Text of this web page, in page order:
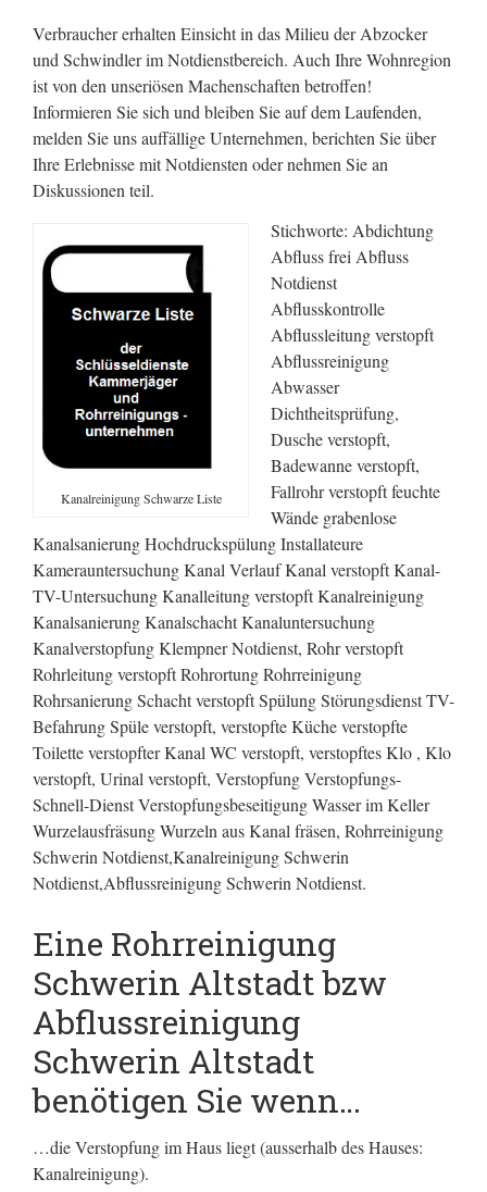
Verbraucher erhalten Einsicht in das Milieu der Abzocker
und Schwindler im Notdienstbereich. Auch Ihre Wohnregion
ist von den unseriösen Machenschaften betroffen!
Informieren Sie sich und bleiben Sie auf dem Laufenden,
melden Sie uns auffällige Unternehmen, berichten Sie über
Ihre Erlebnisse mit Notdiensten oder nehmen Sie an
Diskussionen teil.
Kanalreinigung Schwarze Liste
Stichworte: Abdichtung
Abfluss frei Abfluss
Notdienst
Abflusskontrolle
Abflussleitung verstopft
Abflussreinigung
Abwasser
Dichtheitsprüfung,
Dusche verstopft,
Badewanne verstopft,
Fallrohr verstopft feuchte
Wände grabenlose
Kanalsanierung Hochdruckspülung Installateure
Kamerauntersuchung Kanal Verlauf Kanal verstopft Kanal-
TV-Untersuchung Kanalleitung verstopft Kanalreinigung
Kanalsanierung Kanalschacht Kanaluntersuchung
Kanalverstopfung Klempner Notdienst, Rohr verstopft
Rohrleitung verstopft Rohrortung Rohrreinigung
Rohrsanierung Schacht verstopft Spülung Störungsdienst TV-
Befahrung Spüle verstopft, verstopfte Küche verstopfte
Toilette verstopfter Kanal WC verstopft, verstopftes Klo , Klo
verstopft, Urinal verstopft, Verstopfung Verstopfungs-
Schnell-Dienst Verstopfungsbeseitigung Wasser im Keller
Wurzelausfräsung Wurzeln aus Kanal fräsen, Rohrreinigung
Schwerin Notdienst,Kanalreinigung Schwerin
Notdienst,Abflussreinigung Schwerin Notdienst.
Eine Rohrreinigung
Schwerin Altstadt bzw
Abflussreinigung
Schwerin Altstadt
benötigen Sie wenn…
…die Verstopfung im Haus liegt (ausserhalb des Hauses:
Kanalreinigung).